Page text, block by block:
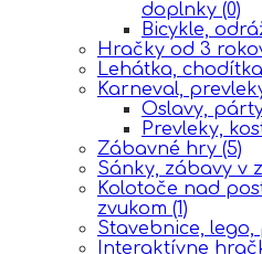
doplnky (0)
Bicykle,
Hračky od 3
Lehátka, chodítka
Karneval,
Oslavy,
Prevleky,
Zábavné hry (5)
Sánky, zábavy v
Kolotoče nad
zvukom (1)
Stavebnice, lego,
Interaktívne